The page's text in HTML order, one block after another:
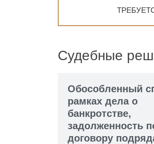
Судебные
Обособленный
рамках дела о
банкротстве,
задолженность
договору